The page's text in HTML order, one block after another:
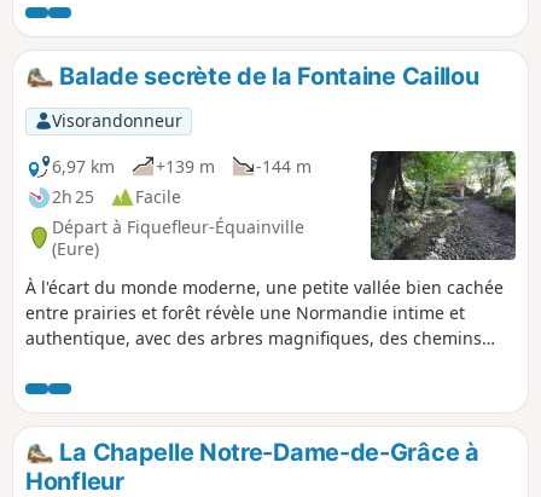
tisseurs, il y avait un métier à tisser dans presque toutes les
maisons.
Balade secrète de la Fontaine Caillou
Visorandonneur
6,97 km
+139 m
-144 m
2h 25
Facile
Départ à Fiquefleur-Équainville
(Eure)
À l'écart du monde moderne, une petite vallée bien cachée
entre prairies et forêt révèle une Normandie intime et
authentique, avec des arbres magnifiques, des chemins
paysages vallonnés. Cet itinéraire n'est pas balisé, d'où son
nom de "balade secrète": la géolocalisation est donc
conseillée.
La Chapelle Notre-Dame-de-Grâce à
Honfleur